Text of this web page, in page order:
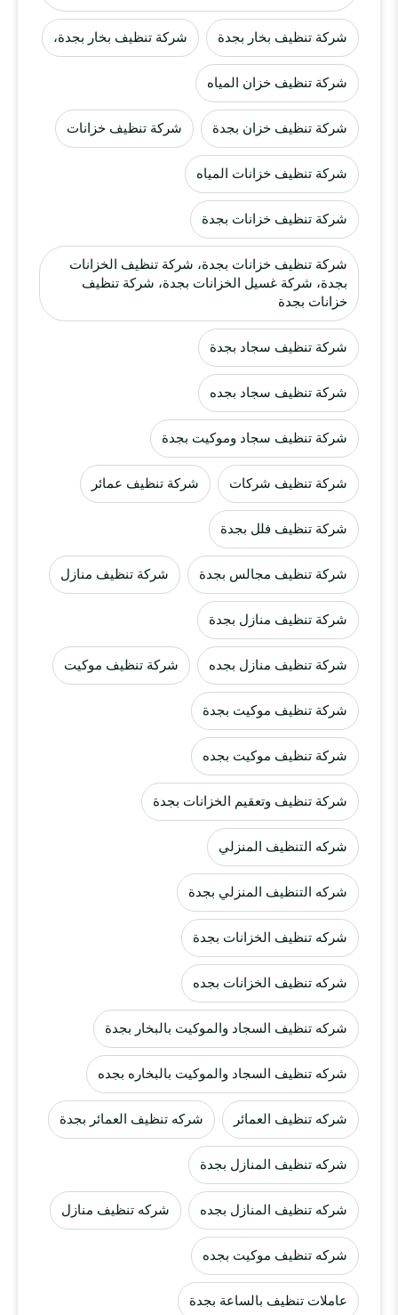
شركة تنظيف بخار بجدة شركة تنظيف بخار بجدة،
شركة تنظيف خزان المياه
شركة تنظيف خزان بجدة شركة تنظيف خزانات
شركة تنظيف خزانات المياه
شركة تنظيف خزانات بجدة
شركة تنظيف خزانات بجدة، شركة تنظيف الخزانات
بجدة، شركة غسيل الخزانات بجدة، شركة تنظيف
خزانات بجدة
شركة تنظيف سجاد بجدة
شركة تنظيف سجاد بجده
شركة تنظيف سجاد وموكيت بجدة
شركة تنظيف شركات شركة تنظيف عمائر
شركة تنظيف فلل بجدة
شركة تنظيف مجالس بجدة شركة تنظيف منازل
شركة تنظيف منازل بجدة
شركة تنظيف منازل بجده شركة تنظيف موكيت
شركة تنظيف موكيت بجدة
شركة تنظيف موكيت بجده
شركة تنظيف وتعقيم الخزانات بجدة
شركه التنظيف المنزلي
شركه التنظيف المنزلي بجدة
شركه تنظيف الخزانات بجدة
شركه تنظيف الخزانات بجده
شركه تنظيف السجاد والموكيت بالبخار بجدة
شركه تنظيف السجاد والموكيت بالبخاره بجده
شركه تنظيف العمائر شركه تنظيف العمائر بجدة
شركه تنظيف المنازل بجدة
شركه تنظيف المنازل بجده شركه تنظيف منازل
شركه تنظيف موكيت بجده
عاملات تنظيف بالساعة بجدة